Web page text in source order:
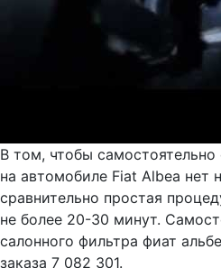
В том, чтобы
на автомобиле Fiat Albea нет
сравнительно простая
не более 20-30 минут.
салонного фильтра фиат
заказа 7 082 301.